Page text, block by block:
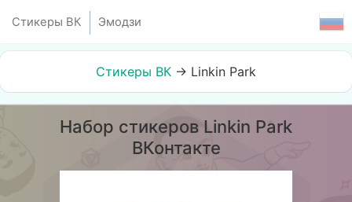
Стикеры ВК Эмодзи
Стикеры ВК → Linkin Park
Набор стикеров Linkin Park
ВКонтакте